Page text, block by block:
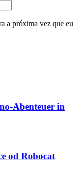
a próxima vez que eu
Abenteuer in
od Robocat